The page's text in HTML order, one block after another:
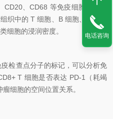
、CD68 等免疫细胞表面标
织中的 T 细胞、B 细胞、巨噬细
细胞的浸润密度。
检查点分子的标记，可以分析免
T 细胞是否表达 PD-1（耗竭
细胞的空间位置关系。
电话咨询